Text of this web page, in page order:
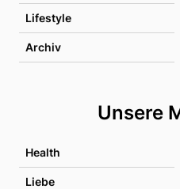
Lifestyle
Archiv
Unsere
Health
Liebe